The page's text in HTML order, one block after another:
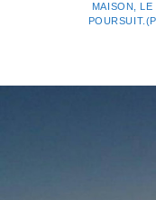
MAISON, LE